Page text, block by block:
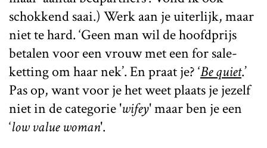
schokkend saai.) Werk aan je uiterlijk, maar
niet te hard. ‘Geen man wil de hoofdprijs
betalen voor een vrouw met een for sale-
ketting om haar nek’. En praat je? ‘Be quiet.’
Pas op, want voor je het weet plaats je jezelf
niet in de categorie 'wifey' maar ben je een
‘low value woman'.